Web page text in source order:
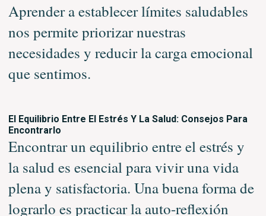
Aprender a establecer límites saludables
nos permite priorizar nuestras
necesidades y reducir la carga emocional
que sentimos.
El Equilibrio Entre El Estrés Y La Salud: Consejos Para
Encontrarlo
Encontrar un equilibrio entre el estrés y
la salud es esencial para vivir una vida
plena y satisfactoria. Una buena forma de
lograrlo es practicar la auto-reflexión